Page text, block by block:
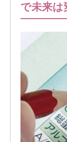
で未来は